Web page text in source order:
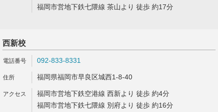
福岡市営地下鉄七隈線 茶山より 徒歩 約17分
西新校
092-833-8331
福岡県福岡市早良区城西1-8-40
福岡市営地下鉄空港線 西新より 徒歩 約4分
福岡市営地下鉄七隈線 別府より 徒歩 約16分